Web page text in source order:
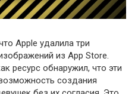
Apple удалила три
из App Store.
ресурс обнаружил, что эти
создания